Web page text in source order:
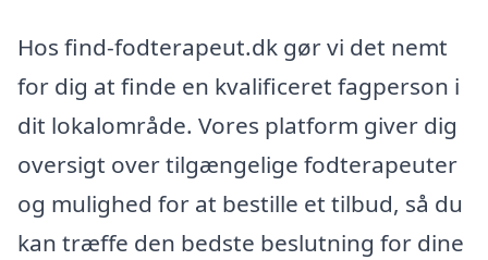
Hos find-fodterapeut.dk gør vi det nemt
for dig at finde en kvalificeret fagperson i
dit lokalområde. Vores platform giver dig
oversigt over tilgængelige fodterapeuter
og mulighed for at bestille et tilbud, så du
kan træffe den bedste beslutning for dine